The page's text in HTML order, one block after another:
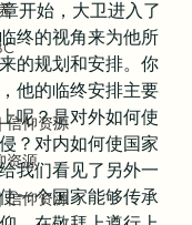
信仰资源
资源
信仰资源
开始，大卫进入了
终的视角来为他所
的规划和安排。你
他的临终安排主要
呢？是对外如何使
？对内如何使国家
我们看见了另外一
一个国家能够传承